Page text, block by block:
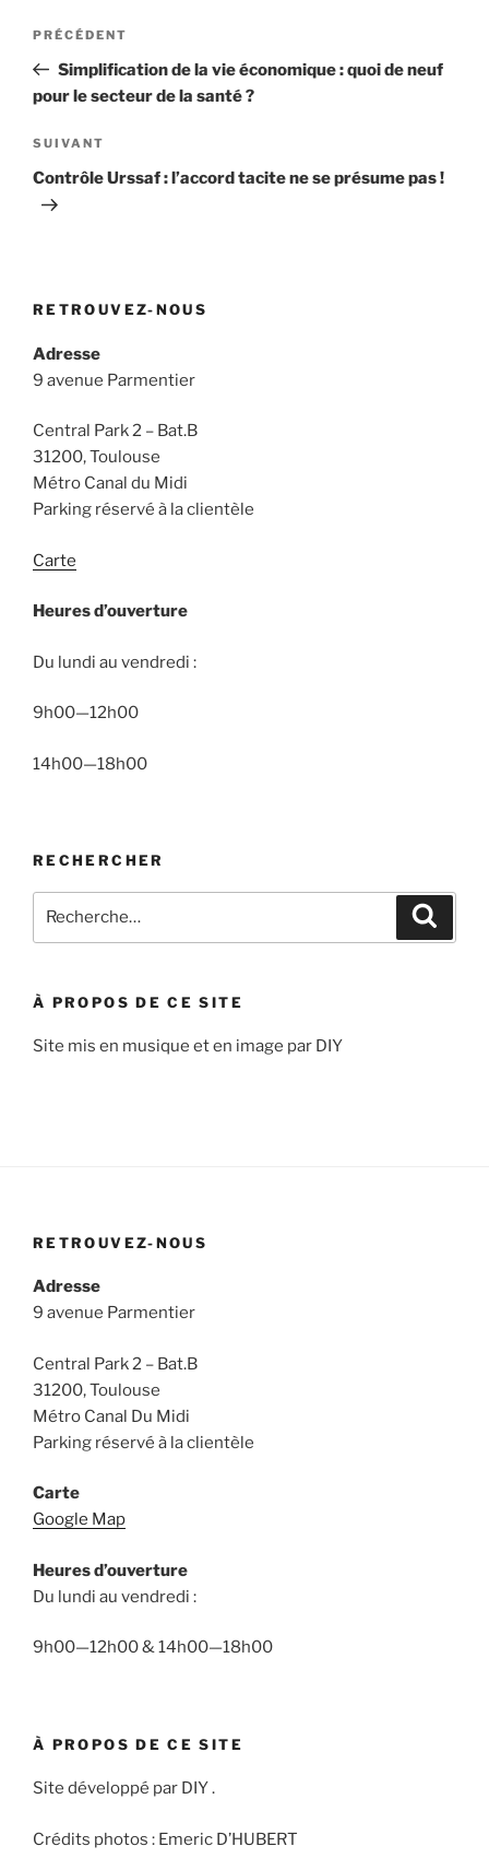
Navigation
l’article
Article
précédent
PRÉCÉDENT
Simplification de la vie économique : quoi de neuf
pour le secteur de la santé ?
Article
suivant
SUIVANT
Contrôle Urssaf : l’accord tacite ne se présume pas !
RETROUVEZ-NOUS
Adresse
9 avenue Parmentier
Central Park 2 – Bat.B
31200, Toulouse
Métro Canal du Midi
Parking réservé à la clientèle
Carte
Heures d’ouverture
Du lundi au vendredi :
9h00—12h00
14h00—18h00
RECHERCHER
pour
À PROPOS DE CE SITE
Site mis en musique et en image par DIY
RETROUVEZ-NOUS
Adresse
9 avenue Parmentier
Central Park 2 – Bat.B
31200, Toulouse
Métro Canal Du Midi
Parking réservé à la clientèle
Carte
Google Map
Heures d’ouverture
Du lundi au vendredi :
9h00—12h00 & 14h00—18h00
À PROPOS DE CE SITE
Site développé par DIY .
Crédits photos : Emeric D’HUBERT